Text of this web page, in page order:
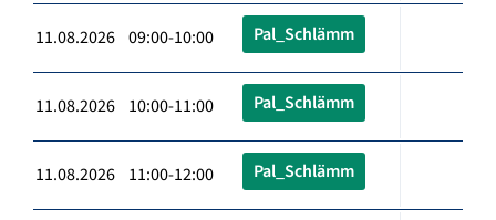
11.08.2026 09:00-10:00 Pal_Schlämm
11.08.2026 10:00-11:00 Pal_Schlämm
11.08.2026 11:00-12:00 Pal_Schlämm